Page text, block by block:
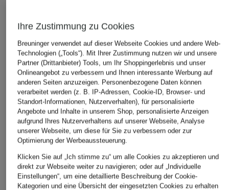
+Aktionsrabatt
BOSS
Anzug HUGE Slim Fit
349,99 €
Bestpreis:339,99 €
Ursprünglich:599 €
+Aktionsrabatt
DIGEL move
Anzug ANTHONY
Slim Fit
249,99 €
Bestpreis:229,49 €
Ursprünglich:379,95 €
HUGO
Anzug ARTI-
Extra Slim Fit
399,99 €
Ihre Zustimmung zu Cookies
Breuninger verwendet auf dieser Webseite Cookies und andere Web-
Technologien („Tools“). Mit Ihrer Zustimmung nutzen wir und unsere
Partner (Drittanbieter) Tools, um Ihr Shoppingerlebnis und unser
Onlineangebot zu verbessern und Ihnen interessante Werbung auf
anderen Seiten anzuzeigen. Personenbezogene Daten können
verarbeitet werden (z. B. IP-Adressen, Cookie-ID, Browser- und
Standort-Informationen, Nutzerverhalten), für personalisierte
Angebote und Inhalte in unserem Shop, personalisierte Anzeigen
aufgrund Ihres Nutzerverhaltens auf unserer Webseite, Analyse
unserer Webseite, um diese für Sie zu verbessern oder zur
Optimierung der Werbeaussteuerung.
Klicken Sie auf „Ich stimme zu“ um alle Cookies zu akzeptieren und
direkt zur Webseite weiter zu navigieren; oder auf „Individuelle
Einstellungen“, um eine detaillierte Beschreibung der Cookie-
Kategorien und eine Übersicht der eingesetzten Cookies zu erhalten